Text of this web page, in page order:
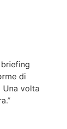
di
Una volta